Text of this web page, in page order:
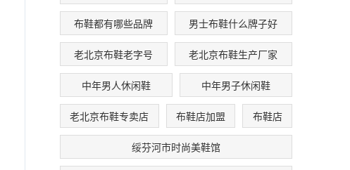
布鞋都有哪些品牌 男士布鞋什么牌子好
老北京布鞋老字号 老北京布鞋生产厂家
中年男人休闲鞋 中年男子休闲鞋
老北京布鞋专卖店 布鞋店加盟 布鞋店
绥芬河市时尚美鞋馆